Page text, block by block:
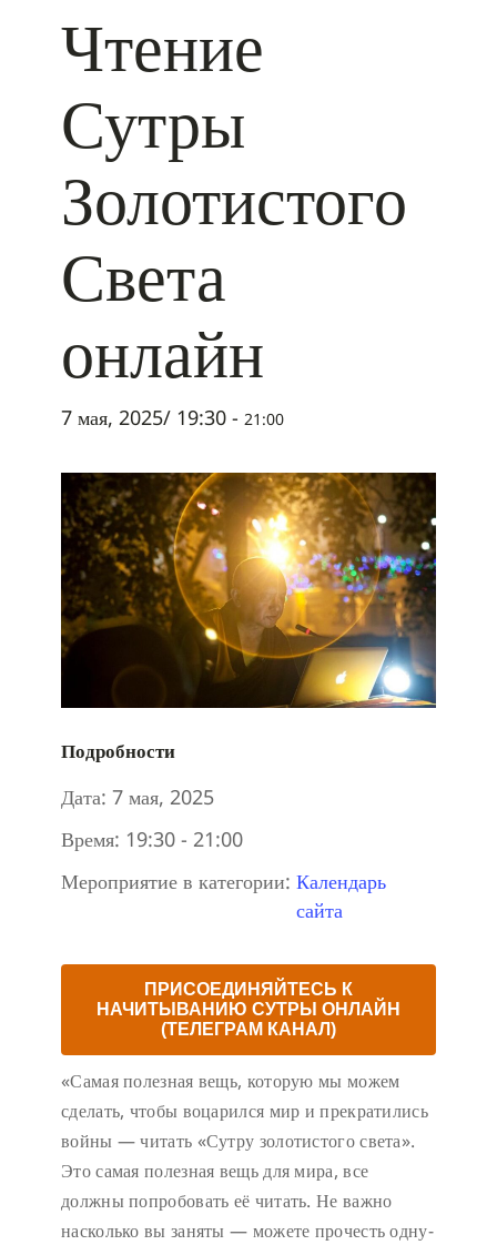
Чтение
Сутры
Золотистого
Света
онлайн
7 мая, 2025/ 19:30 - 21:00
Подробности
Дата: 7 мая, 2025
Время: 19:30 - 21:00
Мероприятие в категории: Календарь
сайта
ПРИСОЕДИНЯЙТЕСЬ К
НАЧИТЫВАНИЮ СУТРЫ ОНЛАЙН
(ТЕЛЕГРАМ КАНАЛ)
«Самая полезная вещь, которую мы можем
сделать, чтобы воцарился мир и прекратились
войны — читать «Сутру золотистого света».
Это самая полезная вещь для мира, все
должны попробовать её читать. Не важно
насколько вы заняты — можете прочесть одну-